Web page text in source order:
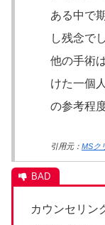
ある中で
し残念で
他の手術
けた一個
の参考程
引用元： MSク
カウンセリン